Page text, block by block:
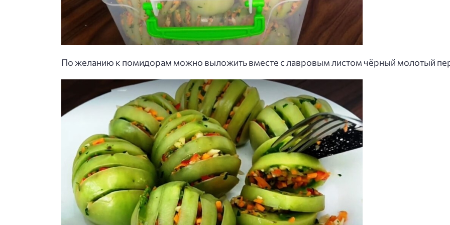
По желанию к помидорам можно выложить вместе с лавровым листом чёрный молотый